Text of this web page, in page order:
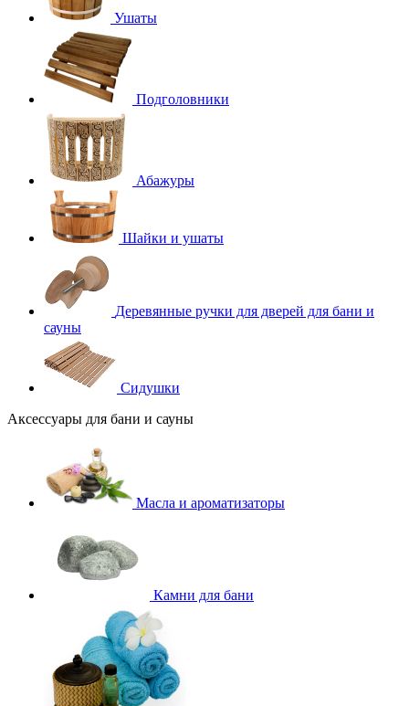
Ушаты
Подголовники
Абажуры
Шайки и ушаты
Деревянные ручки для дверей для бани и
сауны
Сидушки
Аксессуары для бани и сауны
Масла и ароматизаторы
Камни для бани